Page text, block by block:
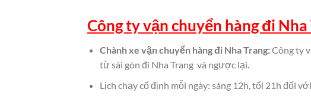
Công ty vận chuyển hàng đi
Chành xe vận chuyển hàng đi Nha Trang:Công ty
từ sài gòn đi Nha Trang và ngược lại.
Lịch chạy cố định mỗi ngày: sáng 12h, tối 21h đối